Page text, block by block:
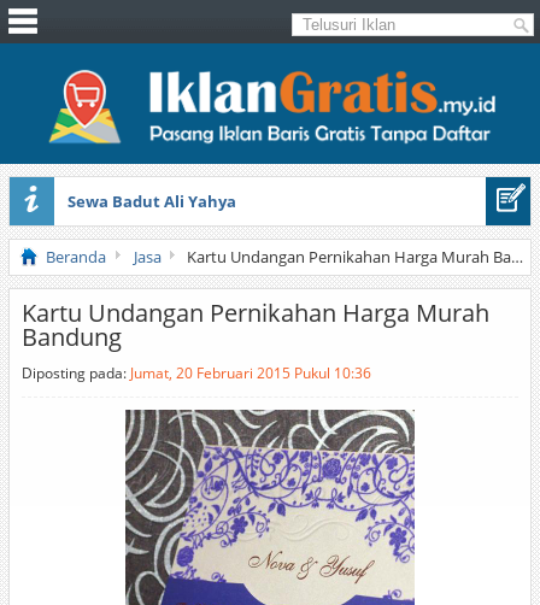
Sewa Badut Ali Yahya
Honda Brio 1.3 E AT CBU 2012 Putih
Beranda Jasa Kartu Undangan Pernikahan Harga Murah Bandung
Kartu Undangan Pernikahan Harga Murah
Bandung
Diposting pada: Jumat, 20 Februari 2015 Pukul 10:36